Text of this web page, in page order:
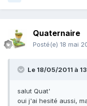
Quaternaire
Posté(e) 18 mai
Le 18/05/2011 à
salut Quat'
oui j'ai hesité aussi,